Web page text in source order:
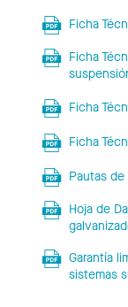
Ficha
Ficha
Ficha
Ficha
Pautas de
Hoja de
Garantía
sistemas